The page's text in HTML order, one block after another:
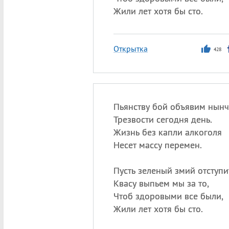
Жили лет хотя бы сто.
Открытка 428
Пьянству бой объявим
Трезвости сегодня день.
Жизнь без капли алкоголя
Несет массу перемен.
Пусть зеленый змий
Квасу выпьем мы за то,
Чтоб здоровыми все были,
Жили лет хотя бы сто.